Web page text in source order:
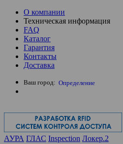
О компании
Техническая информация
FAQ
Каталог
Гарантия
Контакты
Доставка
Ваш город: Определение
АУРА ГЛАС Inspection Локер.2